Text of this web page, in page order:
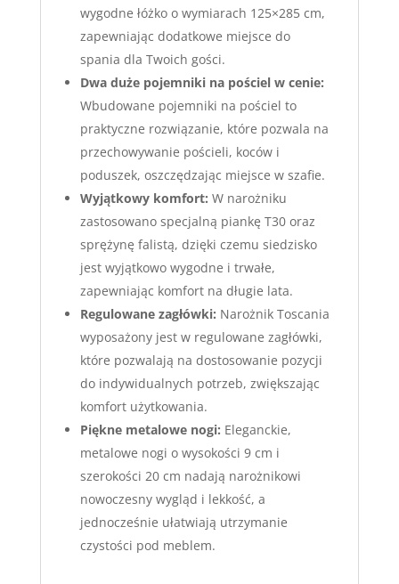
wygodne łóżko o wymiarach 125×285 cm,
zapewniając dodatkowe miejsce do
spania dla Twoich gości.
Dwa duże pojemniki na pościel w cenie:
Wbudowane pojemniki na pościel to
praktyczne rozwiązanie, które pozwala na
przechowywanie pościeli, koców i
poduszek, oszczędzając miejsce w szafie.
Wyjątkowy komfort: W narożniku
zastosowano specjalną piankę T30 oraz
sprężynę falistą, dzięki czemu siedzisko
jest wyjątkowo wygodne i trwałe,
zapewniając komfort na długie lata.
Regulowane zagłówki: Narożnik Toscania
wyposażony jest w regulowane zagłówki,
które pozwalają na dostosowanie pozycji
do indywidualnych potrzeb, zwiększając
komfort użytkowania.
Piękne metalowe nogi: Eleganckie,
metalowe nogi o wysokości 9 cm i
szerokości 20 cm nadają narożnikowi
nowoczesny wygląd i lekkość, a
jednocześnie ułatwiają utrzymanie
czystości pod meblem.